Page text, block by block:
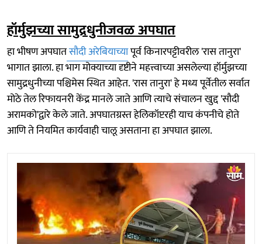
हॉर्मुझच्या सामुद्रधुनीजवळ अपघात
हा भीषण अपघातसौदी अरेबियाच्यापूर्व किनारपट्टीवरील 'रास तानुरा'
भागात झाला. हा भाग मोक्याच्या दृष्टीने महत्त्वाच्या असलेल्या हॉर्मुझच्या
सामुद्रधुनीच्या पश्चिमेस स्थित आहेत. 'रास तानुरा' हे मध्य पूर्वेतील सर्वात
मोठे तेल रिफायनरी केंद्र मानले जाते आणि त्याचे संचालन खुद्द 'सौदी
अरामको'द्वारे केले जाते. अपघातग्रस्त हेलिकॉप्टरही याच कंपनीचे होते
आणि ते नियमित कार्यवाही चालू असताना हा अपघात झाला.